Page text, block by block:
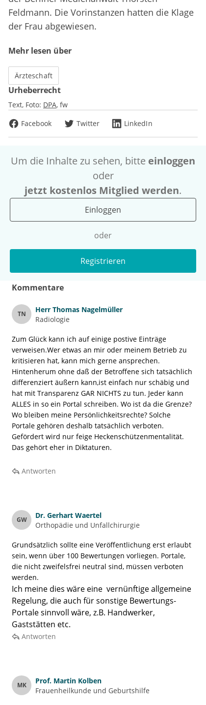
Feldmann. Die Vorinstanzen hatten die Klage
der Frau abgewiesen.
Mehr lesen über
Ärzteschaft
Urheberrecht
Text, Foto: DPA fw
Facebook
Twitter LinkedIn
Um die Inhalte zu sehen, bitte einloggen
oder
jetzt kostenlos Mitglied werden.
Einloggen
oder
Registrieren
Kommentare
TN Herr Thomas Nagelmüller
Radiologie
Zum Glück kann ich auf einige postive Einträge
verweisen.Wer etwas an mir oder meinem Betrieb zu
kritisieren hat, kann mich gerne ansprechen.
Hintenherum ohne daß der Betroffene sich tatsächlich
differenziert äußern kann,ist einfach nur schäbig und
hat mit Transparenz GAR NICHTS zu tun. Jeder kann
ALLES in so ein Portal schreiben. Wo ist da die Grenze?
Wo bleiben meine Persönlichkeitsrechte? Solche
Portale gehören deshalb tatsächlich verboten.
Gefördert wird nur feige Heckenschützenmentalität.
Das gehört eher in Diktaturen.
Antworten
GW Dr. Gerhart Waertel
Orthopädie und Unfallchirurgie
Grundsätzlich sollte eine Veröffentlichung erst erlaubt
sein, wenn über 100 Bewertungen vorliegen. Portale,
die nicht zweifelsfrei neutral sind, müssen verboten
werden.
Ich meine dies wäre eine vernünftige allgemeine
Regelung, die auch für sonstige Bewertungs-
Portale sinnvoll wäre, z.B. Handwerker,
Gaststätten etc.
Antworten
MK Prof. Martin Kolben
Frauenheilkunde und Geburtshilfe